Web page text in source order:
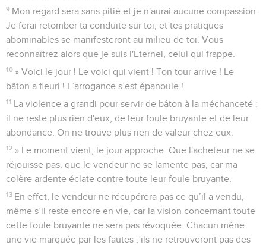
9 Mon regard sera sans pitié et je n'aurai aucune compassion.
Je ferai retomber ta conduite sur toi, et tes pratiques
abominables se manifesteront au milieu de toi. Vous
reconnaîtrez alors que je suis l'Eternel, celui qui frappe.
10 » Voici le jour ! Le voici qui vient ! Ton tour arrive ! Le
bâton a fleuri ! L’arrogance s’est épanouie !
11 La violence a grandi pour servir de bâton à la méchanceté :
il ne reste plus rien d'eux, de leur foule bruyante et de leur
abondance. On ne trouve plus rien de valeur chez eux.
12 » Le moment vient, le jour approche. Que l'acheteur ne se
réjouisse pas, que le vendeur ne se lamente pas, car ma
colère ardente éclate contre toute leur foule bruyante.
13 En effet, le vendeur ne récupérera pas ce qu’il a vendu,
même s’il reste encore en vie, car la vision concernant toute
cette foule bruyante ne sera pas révoquée. Chacun mène
une vie marquée par les fautes ; ils ne retrouveront pas des